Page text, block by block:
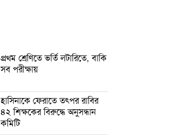
প্রথম শ্রেণিতে ভর্তি লটারিতে, বাকি
সব পরীক্ষায়
হাসিনাকে ফেরাতে তৎপর রাবির
৪২ শিক্ষকের বিরুদ্ধে অনুসন্ধান
কমিটি